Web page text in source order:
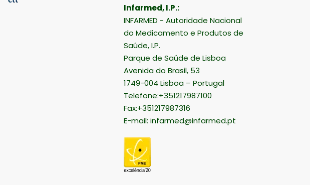
Infarmed, I.P.:
INFARMED - Autoridade Nacional
do Medicamento e Produtos de
Saúde, I.P.
Parque de Saúde de Lisboa
Avenida do Brasil, 53
1749-004 Lisboa – Portugal
Telefone:+351217987100
Fax:+351217987316
E-mail: infarmed@infarmed.pt